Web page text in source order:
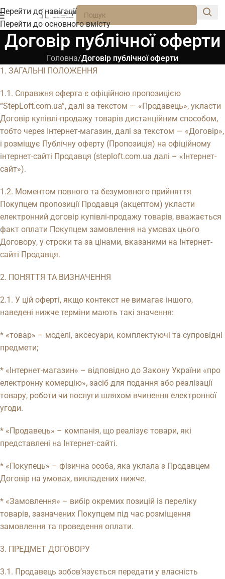
Перейти до навігації
Перейти до основного вмісту
Договір публічної оферти
Головна/Договір публічної оферти
1. ЗАГАЛЬНІ ПОЛОЖЕННЯ
1.1. Справжня оферта є офіційною пропозицією
“StepLoft.com.ua”, далі за текстом — «Продавець», укласти
Договір купівлі-продажу товарів дистанційним способом,
тобто через Інтернет-магазин, далі за текстом — «Договір»,
і розміщує Публічну оферту (Пропозиція) на офіційному
інтернет-сайті Продавця (steploft.com.ua далі – «Інтернет-
сайт»).
1.2. Моментом повного та безумовного прийняття
Покупцем пропозиції Продавця (акцептом) укласти
електронний договір купівлі-продажу товарів, вважається
факт оплати Покупцем замовлення на умовах цього
Договору, у строки та за цінами, вказаними на Інтернет-
сайті Продавця.
2. ПОНЯТТЯ ТА ВИЗНАЧЕННЯ
2.1. У цій оферті, якщо контекст не вимагає іншого,
наведені нижче терміни мають такі значення:
* «товар» – моделі, аксесуари, комплектуючі та супровідні
предмети;
* «Інтернет-магазин» – відповідно до Закону України «про
електронну комерцію», засіб для подання або реалізації
товару, роботи чи послуги шляхом вчинення електронної
угоди.
* «Продавець» – компанія, що реалізує товари, які
представлені на Інтернет-сайті.
* «Покупець» – фізична особа, яка уклала з Продавцем
Договір на умовах, викладених нижче.
* «Замовлення» – вибір окремих позицій із переліку
товарів, зазначених Покупцем під час розміщення
замовлення та проведення оплати.
3. ПРЕДМЕТ ДОГОВОРУ
3.1. Продавець зобов’язується передати у власність